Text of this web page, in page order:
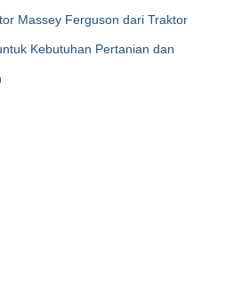
Massey Ferguson dari Traktor
Kebutuhan Pertanian dan